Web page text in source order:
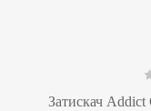
Затискач Addict